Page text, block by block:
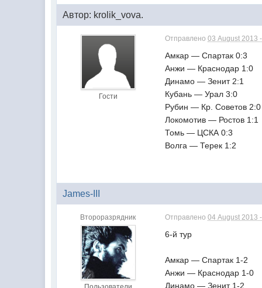
Автор: krolik_vova.
Гости
Отправлено03 August 2013
Амкар — Спартак 0:3
Анжи — Краснодар 1:0
Динамо — Зенит 2:1
Кубань — Урал 3:0
Рубин — Кр. Советов 2:0
Локомотив — Ростов 1:1
Томь — ЦСКА 0:3
Волга — Терек 1:2
James-III
Второразрядник Отправлено04 August 2013
6-й тур
Амкар — Спартак 1-2
Анжи — Краснодар 1-0
Динамо — Зенит 1-2